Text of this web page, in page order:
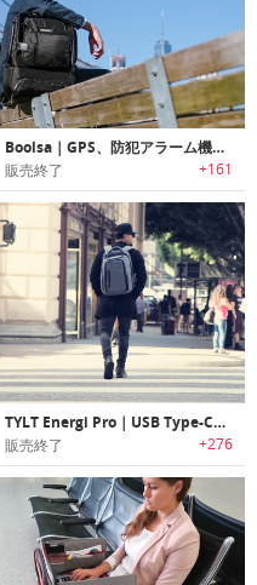
Boolsa｜GPS、防犯アラーム機能搭載の多機能バックパック「ボーサ」
販売終了 +161
TYLT Energi Pro｜USB Type-C対応急速充電機能搭載バックパック「ティルトエナジープロ」
販売終了 +276